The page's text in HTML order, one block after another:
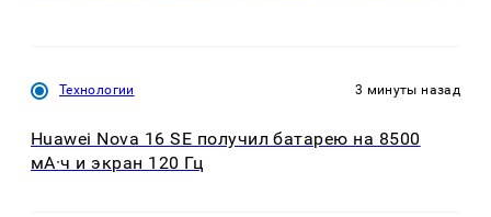
Технологии 3 минуты назад
Huawei Nova 16 SE получил батарею на 8500
мА·ч и экран 120 Гц